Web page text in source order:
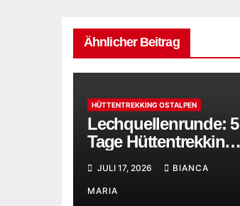
Ähnlicher Beitrag
HÜTTENTREKKING OSTALPEN
Lechquellenrunde: 5
Tage Hüttentrekking
Bregenzerwald und
Lechtaler Alpen
JULI 17, 2026 BIANCA
MARIA